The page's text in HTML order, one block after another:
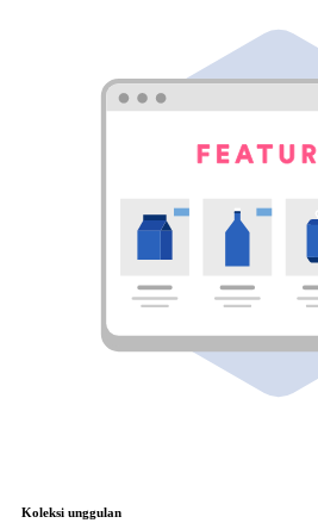
Koleksi unggulan